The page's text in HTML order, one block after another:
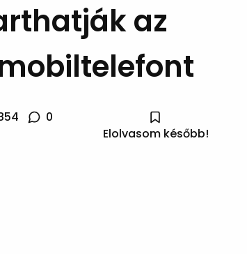
az
0
Elolvasom később!